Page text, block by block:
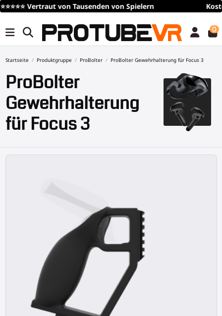
KostenloserVersandüber 100€/115$ (zeitlich begrenzt)
0
Startseite Produktgruppe ProBolter ProBolter Gewehrhalterung für Focus 3
ProBolter
Gewehrhalterung
für Focus 3